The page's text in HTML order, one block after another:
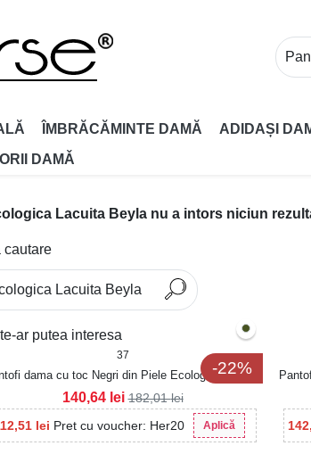
ÎMBRĂCĂMINTE DAMĂ ADIDAȘI
DAMǍ
Lacuita Beyla nu a intors niciun
cautare
ar putea interesa
-22%
37
dama cu toc Negri din Piele Ecologica Lacuita
Kylie3
lei Pret cu voucher: Her20 Aplică
140,64 lei 182,01lei